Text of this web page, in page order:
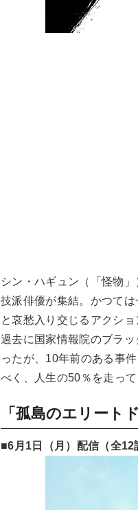
シン・ハギュン（「怪物
技派俳優が集結。かつて
と哀愁入り交じるアクショ
過去に国家情報院のブラ
ったが、10年前のある事
べく、人生の50％を走っ
「孤島のエリート
■6月1日（月）配信（全12